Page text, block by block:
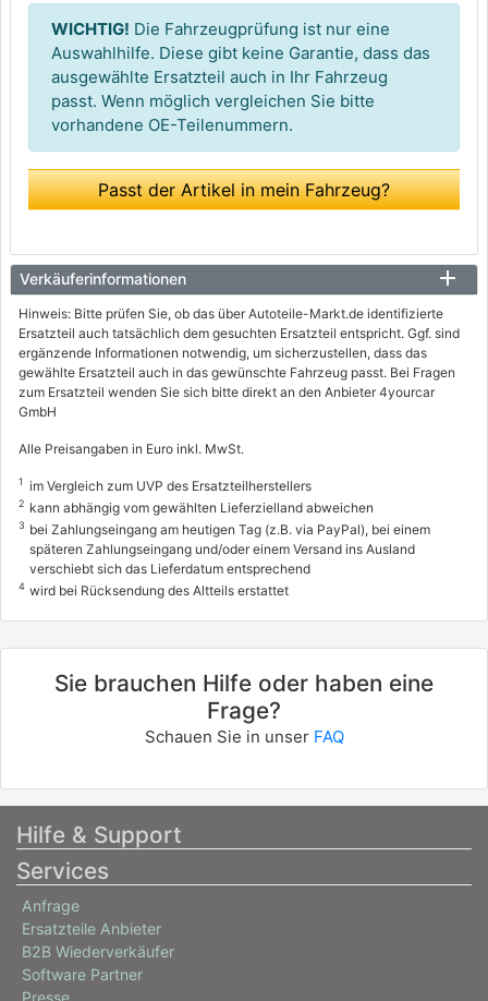
WICHTIG! Die Fahrzeugprüfung ist nur eine
Auswahlhilfe. Diese gibt keine Garantie, dass das
ausgewählte Ersatzteil auch in Ihr Fahrzeug
passt. Wenn möglich vergleichen Sie bitte
vorhandene OE-Teilenummern.
Passt der Artikel in mein Fahrzeug?
Verkäuferinformationen
Hinweis: Bitte prüfen Sie, ob das über Autoteile-Markt.de identifizierte
Ersatzteil auch tatsächlich dem gesuchten Ersatzteil entspricht. Ggf. sind
ergänzende Informationen notwendig, um sicherzustellen, dass das
gewählte Ersatzteil auch in das gewünschte Fahrzeug passt. Bei Fragen
zum Ersatzteil wenden Sie sich bitte direkt an den Anbieter 4yourcar
GmbH
Alle Preisangaben in Euro inkl. MwSt.
1 im Vergleich zum UVP des Ersatzteilherstellers
2 kann abhängig vom gewählten Lieferzielland abweichen
3 bei Zahlungseingang am heutigen Tag (z.B. via PayPal), bei einem
späteren Zahlungseingang und/oder einem Versand ins Ausland
verschiebt sich das Lieferdatum entsprechend
4 wird bei Rücksendung des Altteils erstattet
Sie brauchen Hilfe oder haben eine
Frage?
Schauen Sie in unser FAQ
Hilfe & Support
Services
Anfrage
Ersatzteile Anbieter
B2B Wiederverkäufer
Software Partner
Presse